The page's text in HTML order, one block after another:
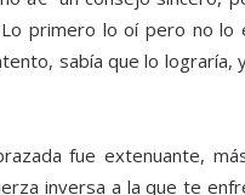
primero lo oí pero no lo
sabía que lo
fue extenuante,
inversa a la que te